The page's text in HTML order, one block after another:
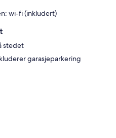
wi-fi (inkludert)
stedet
garasjeparkering